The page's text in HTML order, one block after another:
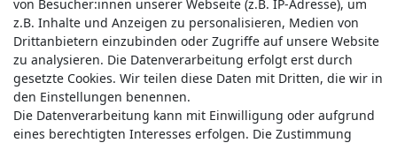
Service & Kontakt
Wünschen Sie einen Rückruf?
service@allmyclothes.de
von Besucher:innen unserer Webseite (z.B. IP-Adresse), um
z.B. Inhalte und Anzeigen zu personalisieren, Medien von
Drittanbietern einzubinden oder Zugriffe auf unsere Website
zu analysieren. Die Datenverarbeitung erfolgt erst durch
gesetzte Cookies. Wir teilen diese Daten mit Dritten, die wir in
den Einstellungen benennen.
Die Datenverarbeitung kann mit Einwilligung oder aufgrund
eines berechtigten Interesses erfolgen. Die Zustimmung